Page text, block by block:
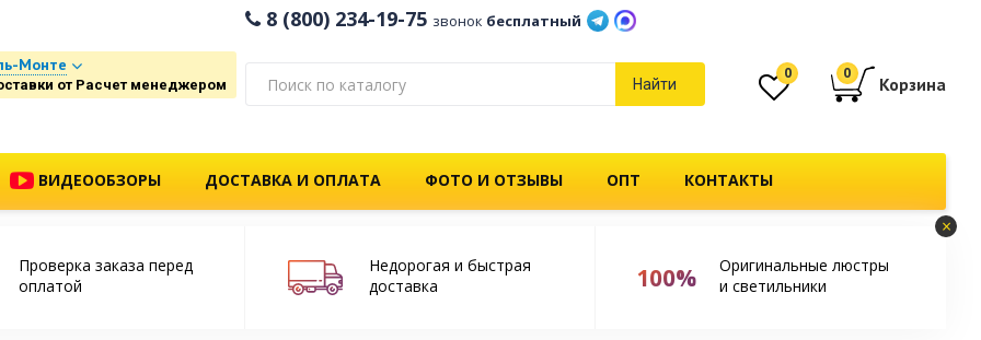
8 (800) 234-19-75 звонок бесплатный
Монте
от Расчет менеджером Найти
0 0
Корзина
ВИДЕООБЗОРЫ ДОСТАВКА И ОПЛАТА ФОТО И ОТЗЫВЫ ОПТ КОНТАКТЫ
×
Проверка заказа перед
оплатой
Недорогая и быстрая
доставка
100%
Оригинальные люстры
и светильники